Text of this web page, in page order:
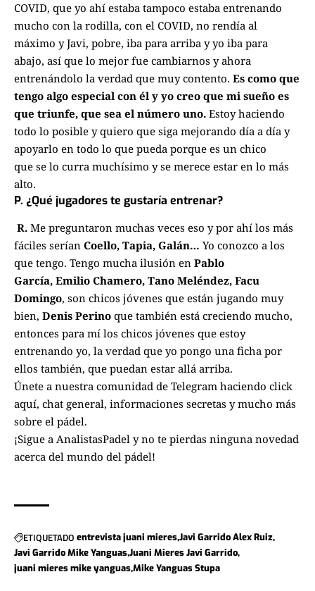
COVID, que yo ahí estaba tampoco estaba entrenando
mucho con la rodilla, con el COVID, no rendía al
máximo y Javi, pobre, iba para arriba y yo iba para
abajo, así que lo mejor fue cambiarnos y ahora
entrenándolo la verdad que muy contento. Es como que
tengo algo especial con él y yo creo que mi sueño es
que triunfe, que sea el número uno. Estoy haciendo
todo lo posible y quiero que siga mejorando día a día y
apoyarlo en todo lo que pueda porque es un chico
que se lo curra muchísimo y se merece estar en lo más
alto.
P. ¿Qué jugadores te gustaría entrenar?
R. Me preguntaron muchas veces eso y por ahí los más
fáciles serían Coello, Tapia, Galán… Yo conozco a los
que tengo. Tengo mucha ilusión en Pablo
García, Emilio Chamero, Tano Meléndez, Facu
Domingo, son chicos jóvenes que están jugando muy
bien, Denis Perino que también está creciendo mucho,
entonces para mí los chicos jóvenes que estoy
entrenando yo, la verdad que yo pongo una ficha por
ellos también, que puedan estar allá arriba.
Únete a nuestra comunidad de Telegram haciendo click
aquí, chat general, informaciones secretas y mucho más
sobre el pádel.
¡Sigue a AnalistasPadel y no te pierdas ninguna novedad
acerca del mundo del pádel!
ETIQUETADO entrevista juani mieresJavi Garrido Alex Ruiz
Javi Garrido Mike YanguasJuani Mieres Javi Garrido
juani mieres mike yanguasMike Yanguas Stupa